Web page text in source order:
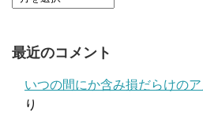
最近のコメント
いつの間にか含み損だらけのア
り